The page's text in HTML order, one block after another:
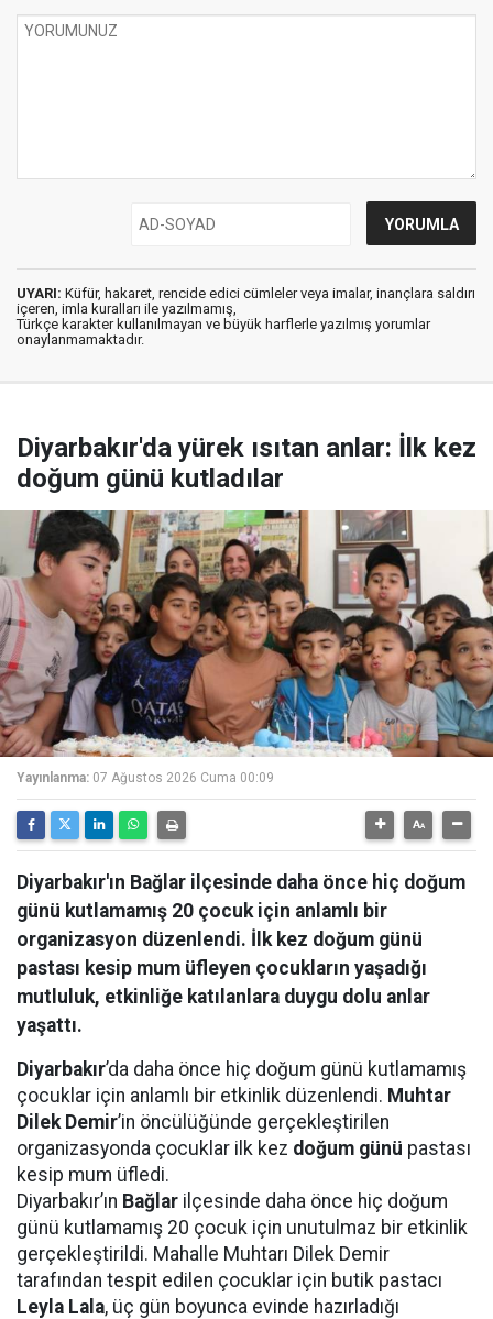
UYARI: Küfür, hakaret, rencide edici cümleler veya imalar, inançlara saldırı
içeren, imla kuralları ile yazılmamış,
Türkçe karakter kullanılmayan ve büyük harflerle yazılmış yorumlar
onaylanmamaktadır.
Diyarbakır'da yürek ısıtan anlar: İlk kez
doğum günü kutladılar
Yayınlanma: 07 Ağustos 2026 Cuma 00:09
Diyarbakır'ın Bağlar ilçesinde daha önce hiç doğum
günü kutlamamış 20 çocuk için anlamlı bir
organizasyon düzenlendi. İlk kez doğum günü
pastası kesip mum üfleyen çocukların yaşadığı
mutluluk, etkinliğe katılanlara duygu dolu anlar
yaşattı.
Diyarbakır’da daha önce hiç doğum günü kutlamamış
çocuklar için anlamlı bir etkinlik düzenlendi. Muhtar
Dilek Demir’in öncülüğünde gerçekleştirilen
organizasyonda çocuklar ilk kez doğum günü pastası
kesip mum üfledi.
Diyarbakır’ın Bağlar ilçesinde daha önce hiç doğum
günü kutlamamış 20 çocuk için unutulmaz bir etkinlik
gerçekleştirildi. Mahalle Muhtarı Dilek Demir
tarafından tespit edilen çocuklar için butik pastacı
Leyla Lala, üç gün boyunca evinde hazırladığı